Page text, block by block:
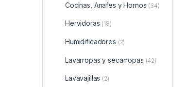
Cocinas, Anafes y Hornos (34)
Hervidoras (18)
Humidificadores (2)
Lavarropas y secarropas (42)
Lavavajillas (2)